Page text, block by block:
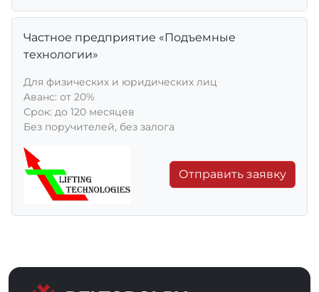
Частное предприятие «Подъемные
технологии»
Для физических и юридических лиц
Aванс: от 20%
Срок: до 120 месяцев
Без поручителей, без залога
Отправить заявку